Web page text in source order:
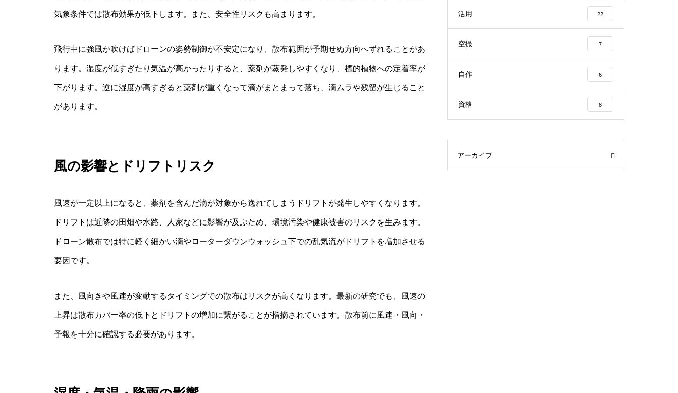
気象条件では散布効果が低下します。また、安全性リスクも高まります。
飛行中に強風が吹けばドローンの姿勢制御が不安定になり、散布範囲が予期せぬ方向へずれることがあ
ります。湿度が低すぎたり気温が高かったりすると、薬剤が蒸発しやすくなり、標的植物への定着率が
下がります。逆に湿度が高すぎると薬剤が重くなって滴がまとまって落ち、滴ムラや残留が生じること
があります。
風の影響とドリフトリスク
風速が一定以上になると、薬剤を含んだ滴が対象から逸れてしまうドリフトが発生しやすくなります。
ドリフトは近隣の田畑や水路、人家などに影響が及ぶため、環境汚染や健康被害のリスクを生みます。
ドローン散布では特に軽く細かい滴やローターダウンウォッシュ下での乱気流がドリフトを増加させる
要因です。
また、風向きや風速が変動するタイミングでの散布はリスクが高くなります。最新の研究でも、風速の
上昇は散布カバー率の低下とドリフトの増加に繋がることが指摘されています。散布前に風速・風向・
予報を十分に確認する必要があります。
活用 22
空撮 7
自作 6
資格 8
アーカイブ